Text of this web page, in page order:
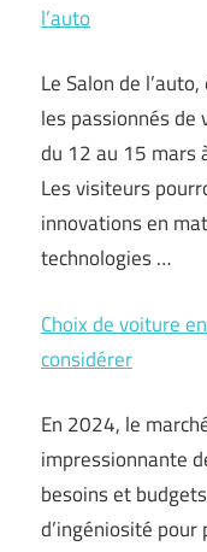
l’auto
Le Salon de
les passionnés
du 12 au 15 mars
Les visiteurs
innovations en
technologies …
Choix de voiture
considérer
En 2024, le
impressionnante
besoins et
d’ingéniosité